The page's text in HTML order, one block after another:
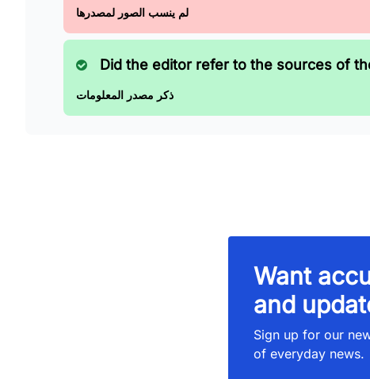
لم ينسب الصور لمصدرها
Did the editor refer to the sources of
ذكر مصدر المعلومات
Want
and
Sign up for our
of everyday news.